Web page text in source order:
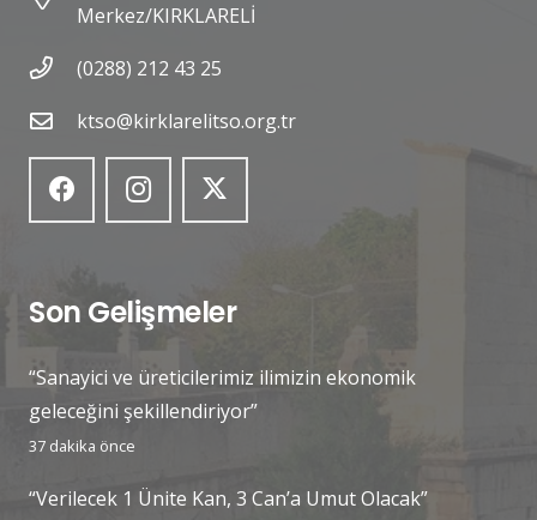
Merkez/KIRKLARELİ
(0288) 212 43 25
ktso@kirklarelitso.org.tr
Son Gelişmeler
“Sanayici ve üreticilerimiz ilimizin ekonomik
geleceğini şekillendiriyor”
37 dakika önce
“Verilecek 1 Ünite Kan, 3 Can’a Umut Olacak”